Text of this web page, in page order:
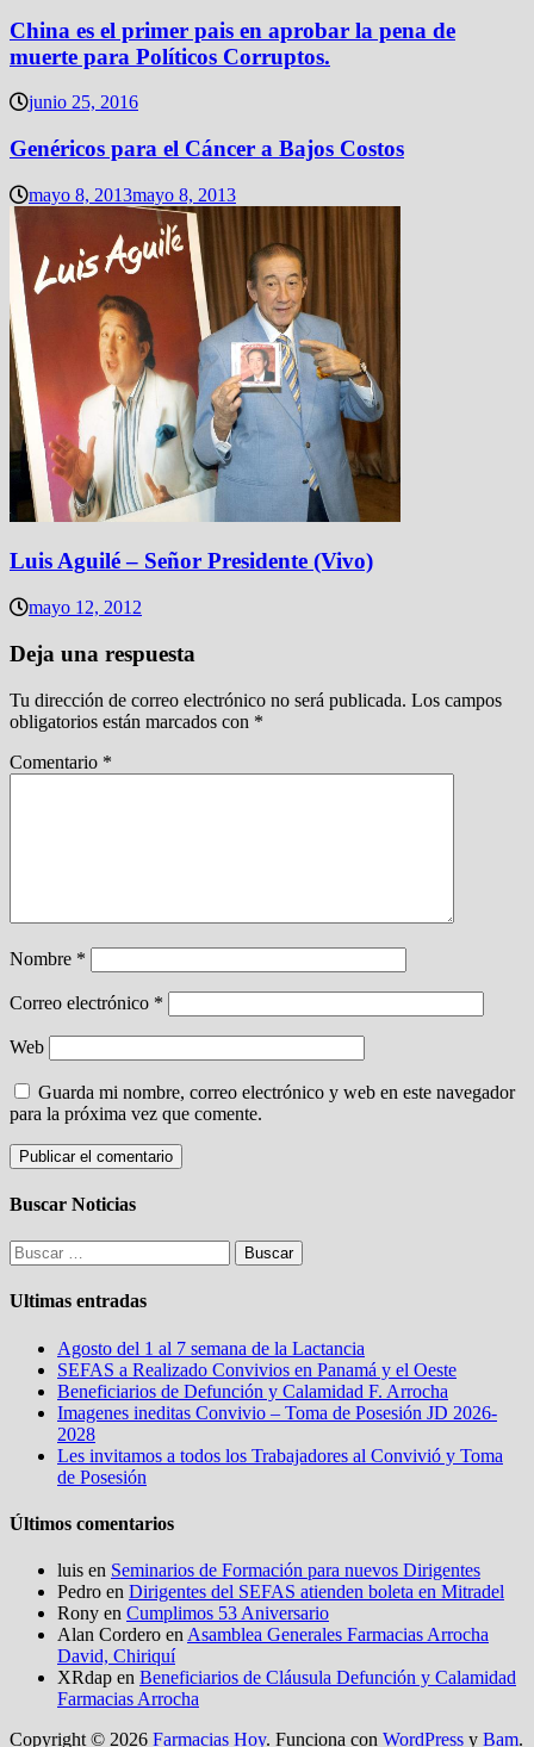
China es el primer pais en aprobar la pena de
muerte para Políticos Corruptos.
junio 25, 2016
Genéricos para el Cáncer a Bajos Costos
mayo 8, 2013mayo 8, 2013
Luis Aguilé – Señor Presidente (Vivo)
mayo 12, 2012
Deja una respuesta
Tu dirección de correo electrónico no será publicada. Los campos
obligatorios están marcados con *
Comentario *
Nombre *
Correo electrónico *
Web
Guarda mi nombre, correo electrónico y web en este navegador
para la próxima vez que comente.
Buscar Noticias
Buscar:
Ultimas entradas
Agosto del 1 al 7 semana de la Lactancia
SEFAS a Realizado Convivios en Panamá y el Oeste
Beneficiarios de Defunción y Calamidad F. Arrocha
Imagenes ineditas Convivio – Toma de Posesión JD 2026-
2028
Les invitamos a todos los Trabajadores al Convivió y Toma
de Posesión
Últimos comentarios
luis en Seminarios de Formación para nuevos Dirigentes
Pedro en Dirigentes del SEFAS atienden boleta en Mitradel
Rony en Cumplimos 53 Aniversario
Alan Cordero en Asamblea Generales Farmacias Arrocha
David, Chiriquí
XRdap en Beneficiarios de Cláusula Defunción y Calamidad
Farmacias Arrocha
Copyright © 2026 Farmacias Hoy. Funciona con WordPress y Bam.